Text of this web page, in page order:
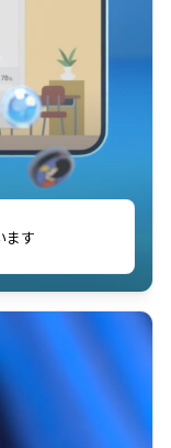
ます
れしい」「解く